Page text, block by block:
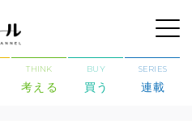
THINK
考える
BUY
買う
SERIES
連載